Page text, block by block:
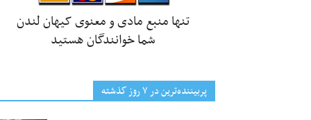
تنها منبع مادی و معنوی کیهان لندن
شما خوانندگان هستید
پربیننده‌ترین‌ در ۷ روز گذشته